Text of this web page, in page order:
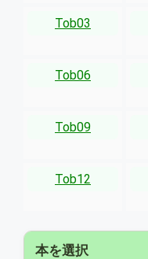
Tob03
Tob06
Tob09
Tob12
本を選択